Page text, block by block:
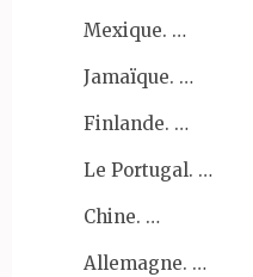
Mexique. …
Jamaïque. …
Finlande. …
Le Portugal. …
Chine. …
Allemagne. …